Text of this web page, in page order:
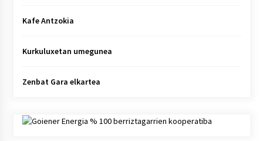
Kafe Antzokia
Kurkuluxetan umegunea
Zenbat Gara elkartea